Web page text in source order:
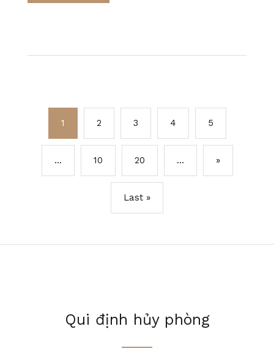
1 2 3 4 5
... 10 20 ... »
Last »
Qui định hủy phòng